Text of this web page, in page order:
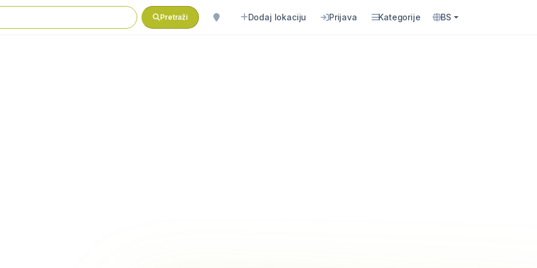
Pretraži Dodaj lokaciju Prijava Kategorije BS